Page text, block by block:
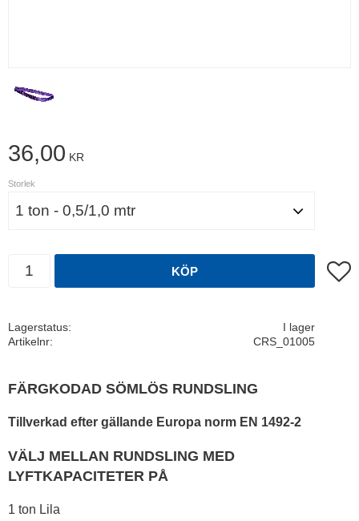
36,00 KR
Storlek
KÖP Lägg
Lagerstatus
I lager
Artikelnr
CRS_01005
FÄRGKODAD SÖMLÖS RUNDSLING
Tillverkad efter gällande Europa norm EN 1492-2
VÄLJ MELLAN RUNDSLING MED
LYFTKAPACITETER PÅ
1 ton Lila